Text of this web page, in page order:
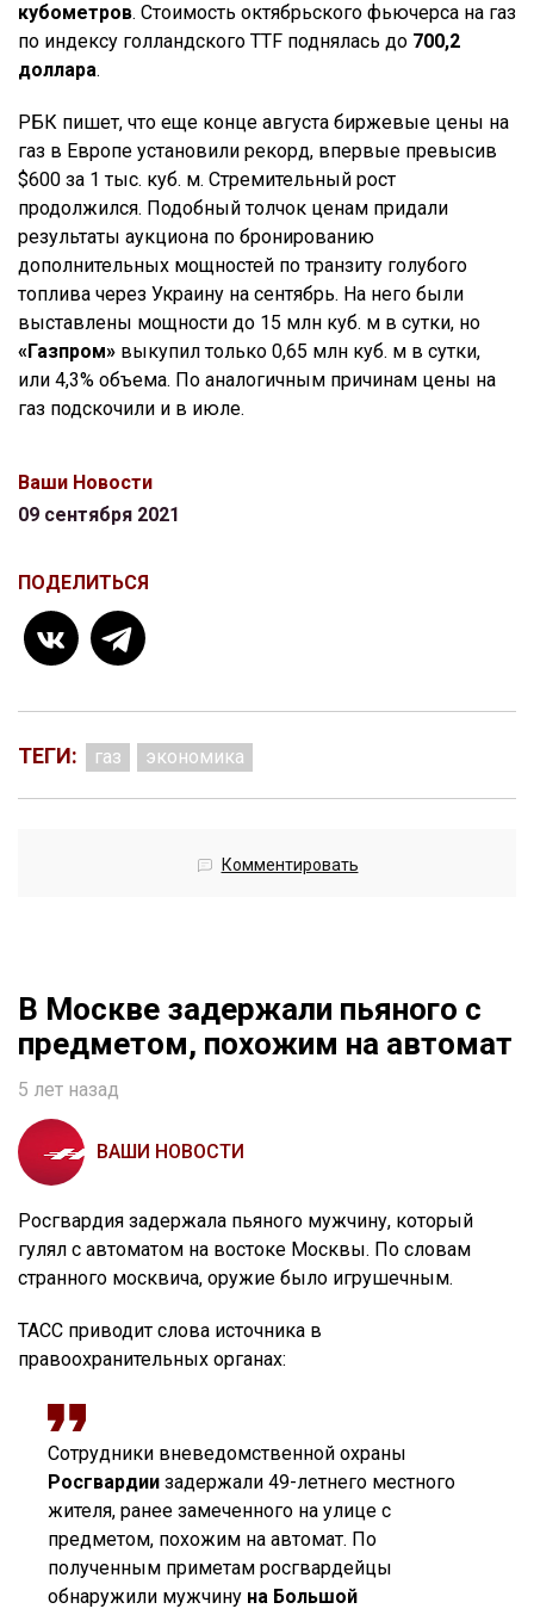
кубометров. Стоимость октябрьского фьючерса на газ
по индексу голландского TTF поднялась до 700,2
доллара.
РБК пишет, что еще конце августа биржевые цены на
газ в Европе установили рекорд, впервые превысив
$600 за 1 тыс. куб. м. Стремительный рост
продолжился. Подобный толчок ценам придали
результаты аукциона по бронированию
дополнительных мощностей по транзиту голубого
топлива через Украину на сентябрь. На него были
выставлены мощности до 15 млн куб. м в сутки, но
«Газпром» выкупил только 0,65 млн куб. м в сутки,
или 4,3% объема. По аналогичным причинам цены на
газ подскочили и в июле.
Ваши Новости
09 сентября 2021
ПОДЕЛИТЬСЯ
ТЕГИ: газ экономика
Комментировать
В Москве задержали пьяного с
предметом, похожим на автомат
5 лет назад
ВАШИ НОВОСТИ
Росгвардия задержала пьяного мужчину, который
гулял с автоматом на востоке Москвы. По словам
странного москвича, оружие было игрушечным.
ТАСС приводит слова источника в
правоохранительных органах:
Сотрудники вневедомственной охраны
Росгвардии задержали 49-летнего местного
жителя, ранее замеченного на улице с
предметом, похожим на автомат. По
полученным приметам росгвардейцы
обнаружили мужчину на Большой